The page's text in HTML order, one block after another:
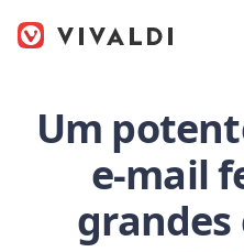
Um
e-mail
grandes